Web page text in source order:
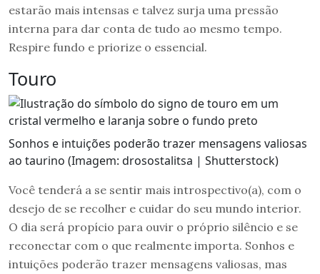
estarão mais intensas e talvez surja uma pressão
interna para dar conta de tudo ao mesmo tempo.
Respire fundo e priorize o essencial.
Touro
Sonhos e intuições poderão trazer mensagens valiosas
ao taurino (Imagem: drosostalitsa | Shutterstock)
Você tenderá a se sentir mais introspectivo(a), com o
desejo de se recolher e cuidar do seu mundo interior.
O dia será propício para ouvir o próprio silêncio e se
reconectar com o que realmente importa. Sonhos e
intuições poderão trazer mensagens valiosas, mas